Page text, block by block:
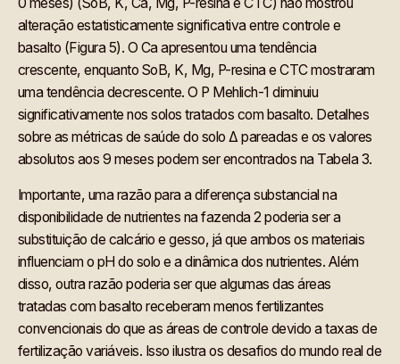
alteração estatisticamente significativa entre controle e
basalto (Figura 5). O Ca apresentou uma tendência
crescente, enquanto SoB, K, Mg, P-resina e CTC mostraram
uma tendência decrescente. O P Mehlich-1 diminuiu
significativamente nos solos tratados com basalto. Detalhes
sobre as métricas de saúde do solo Δ pareadas e os valores
absolutos aos 9 meses podem ser encontrados na Tabela 3.
Importante, uma razão para a diferença substancial na
disponibilidade de nutrientes na fazenda 2 poderia ser a
substituição de calcário e gesso, já que ambos os materiais
influenciam o pH do solo e a dinâmica dos nutrientes. Além
disso, outra razão poderia ser que algumas das áreas
tratadas com basalto receberam menos fertilizantes
convencionais do que as áreas de controle devido a taxas de
fertilização variáveis. Isso ilustra os desafios do mundo real de